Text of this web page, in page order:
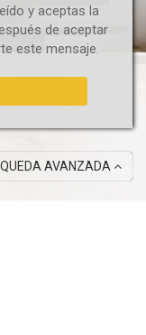
y aceptas la
de aceptar
este mensaje.
AVANZADA